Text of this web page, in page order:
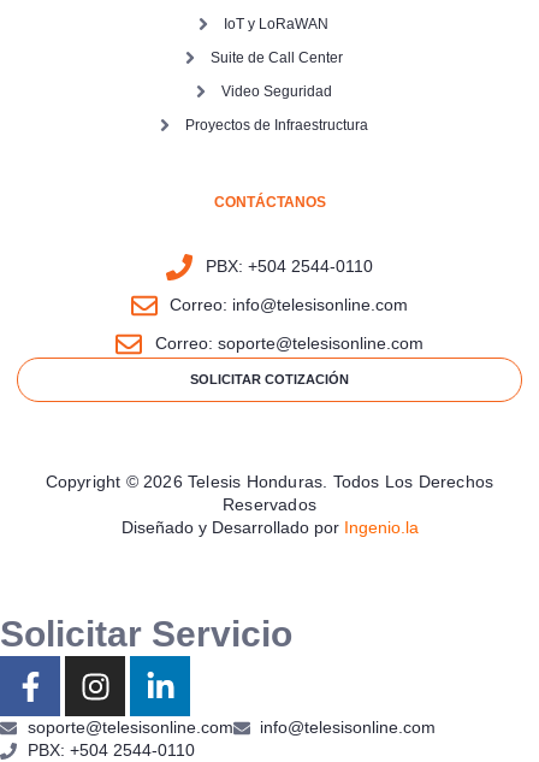
IoT y LoRaWAN
Suite de Call Center
Video Seguridad
Proyectos de Infraestructura
CONTÁCTANOS
PBX: +504 2544-0110
Correo: info@telesisonline.com
Correo: soporte@telesisonline.com
SOLICITAR COTIZACIÓN
Copyright © 2026 Telesis Honduras. Todos Los Derechos
Reservados
Diseñado y Desarrollado por Ingenio.la
Solicitar Servicio
soporte@telesisonline.com
info@telesisonline.com
PBX: +504 2544-0110